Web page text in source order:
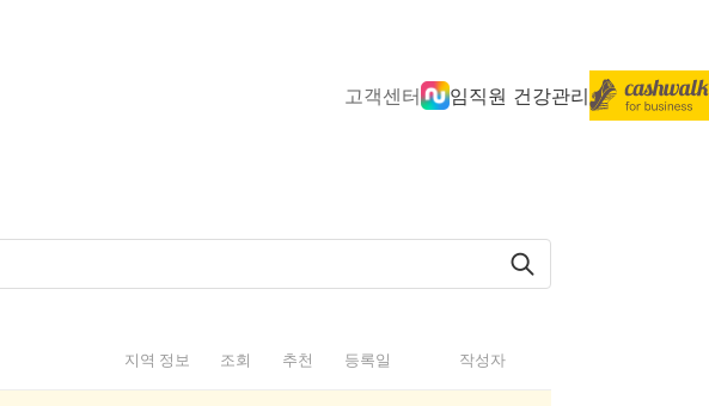
고객센터 임직원 건강관리
지역 정보 조회 추천 등록일 작성자